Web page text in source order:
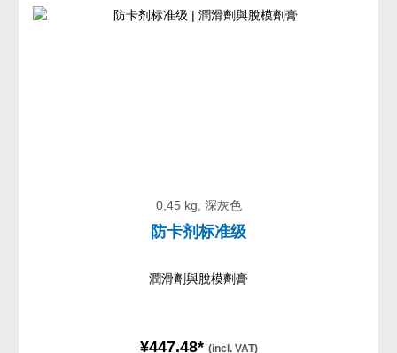
0,45 kg, 深灰色
防卡剂标准级
潤滑劑與脫模劑膏
¥447.48* (incl. VAT)